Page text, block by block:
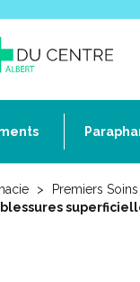
Premiers Soins
blessures